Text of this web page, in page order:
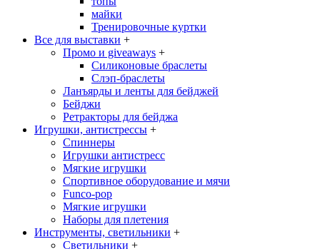
майки
Тренировочные куртки
Все для выставки +
Промо и giveaways +
Силиконовые браслеты
Cлэп-браслеты
Ланъярды и ленты для бейджей
Бейджи
Ретракторы для бейджа
Игрушки, антистрессы +
Спиннеры
Игрушки антистресс
Мягкие игрушки
Спортивное оборудование и мячи
Funco-pop
Мягкие игрушки
Наборы для плетения
Инструменты, светильники +
Светильники +